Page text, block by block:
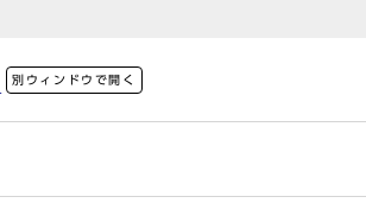
別ウィンドウで開く